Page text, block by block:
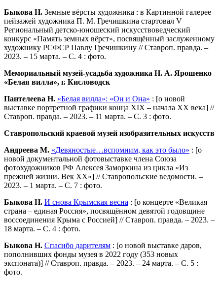
Быкова Н. Земные вёрсты художника : в Картинной галерее
пейзажей художника П. М. Гречишкина стартовал V
Региональный детско-юношеский искусствоведческий
конкурс «Память земных вёрст», посвящённый заслуженному
художнику РСФСР Павлу Гречишкину // Ставроп. правда. –
2023. – 15 марта. – С. 4 : фото.
Мемориальный музей-усадьба художника Н. А. Ярошенко
«Белая вилла», г. Кисловодск
Пантелеева Н. «Белая вилла»: «Он и Она» : [о новой
выставке портретной графики конца XIX – начала XX века] //
Ставроп. правда. – 2023. – 11 марта. – С. 3 : фото.
Ставропольский краевой музей изобразительных искусств
Андреева М. «Девяностые…вспомним, как это было» : [о
новой документальной фотовыставке члена Союза
фотохудожников РФ Алексея Заморкина из цикла «Из
прежней жизни. Век XX»] // Ставропольские ведомости. –
2023. – 1 марта. – С. 7 : фото.
Быкова Н. И снова Крымская весна : [о концерте «Великая
страна – единая Россия», посвящённом девятой годовщине
воссоединения Крыма с Россией] // Ставроп. правда. – 2023. –
18 марта. – С. 4 : фото.
Быкова Н. Спасибо дарителям : [о новой выставке даров,
пополнивших фонды музея в 2022 году (353 новых
экспоната)] // Ставроп. правда. – 2023. – 24 марта. – С. 5 :
фото.